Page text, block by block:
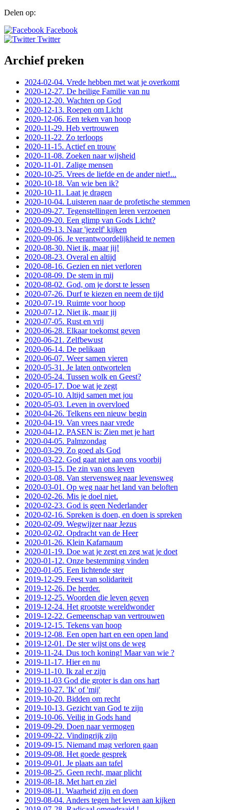
Delen op:
Facebook
Twitter
Archief preken
2024-02-04. Vrede hebben met wat je overkomt
2020-12-27. De heilige Familie van nu
2020-12-20. Wachten op God
2020-12-13. Roepen om Licht
2020-12-06. Een teken van hoop
2020-11-29. Heb vertrouwen
2020-11-22. Zo terloops
2020-11-15. Actief en trouw
2020-11-08. Zoeken naar wijsheid
2020-11-01. Zalige mensen
2020-10-25. Vrees de liefde en de ander niet!...
2020-10-18. Van wie ben ik?
2020-10-11. Laat je dragen
2020-10-04. Luisteren naar de profetische stemmen
2020-09-27. Tegenstellingen leren verzoenen
2020-09-20. Een glimp van Gods Licht?
2020-09-13. Naar 'jezelf' kijken
2020-09-06. Je verantwoordelijkheid te nemen
2020-08-30. Niet ik, maar jij!
2020-08-23. Overal en altijd
2020-08-16. Gezien en niet verloren
2020-08-09. De stem in mij
2020-08-02. God, om je dorst te lessen
2020-07-26. Durf te kiezen en neem de tijd
2020-07-19. Ruimte voor hoop
2020-07-12. Niet ik, maar jij
2020-07-05. Rust en vrij
2020-06-28. Elkaar toekomst geven
2020-06-21. Zelfbewust
2020-06-14. De pelikaan
2020-06-07. Weer samen vieren
2020-05-31. Je laten ontwortelen
2020-05-24. Tussen wolk en Geest?
2020-05-17. Doe wat je zegt
2020-05-10. Altijd samen met jou
2020-05-03. Leven in overvloed
2020-04-26. Telkens een nieuw begin
2020-04-19. Van vrees naar vrede
2020-04-12. PASEN is: Zien met je hart
2020-04-05. Palmzondag
2020-03-29. Zo goed als God
2020-03-22. God gaat niet aan ons voorbij
2020-03-15. De zin van ons leven
2020-03-08. Van stervensweg naar levensweg
2020-03-01. Op weg naar het land van beloften
2020-02-26. Mis je doel niet.
2020-02-23. God is geen Nederlander
2020-02-16. Spreken is doen, en doen is spreken
2020-02-09. Wegwijzer naar Jezus
2020-02-02. Opdracht van de Heer
2020-01-26. Klein Kafarnaum
2020-01-19. Doe wat je zegt en zeg wat je doet
2020-01-12. Onze bestemming vinden
2020-01-05. Een lichtende ster
2019-12-29. Feest van solidariteit
2019-12-26. De herder.
2019-12-25. Woorden die leven geven
2019-12-24. Het grootste wereldwonder
2019-12-22. Gemeenschap van vertrouwen
2019-12-15. Tekens van hoop
2019-12-08. Een open hart en een open land
2019-12-01. De ster wijst ons de weg
2019-11-24. Dus toch koning! Maar van wie ?
2019-11-17. Hier en nu
2019-11-10. Ik zal er zijn
2019-11-03 God die groter is dan ons hart
2019-10-27. 'Ik' of 'mij'
2019-10-20. Bidden om recht
2019-10-13. Gezicht van God te zijn
2019-10-06. Veilig in Gods hand
2019-09-29. Doen naar vermogen
2019-09-22. Vindingrijk zijn
2019-09-15. Niemand mag verloren gaan
2019-09-08. Het goede gesprek
2019-09-01. Je plaats aan tafel
2019-08-25. Geen recht, maar plicht
2019-08-18. Met hart en ziel
2019-08-11. Waarheid zijn en doen
2019-08-04. Anders tegen het leven aan kijken